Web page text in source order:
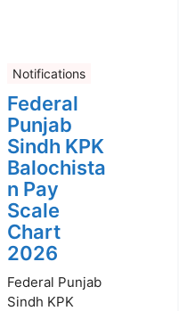
Notifications
Federal
Punjab
Sindh KPK
Balochista
n Pay
Scale
Chart
2026
Federal Punjab
Sindh KPK